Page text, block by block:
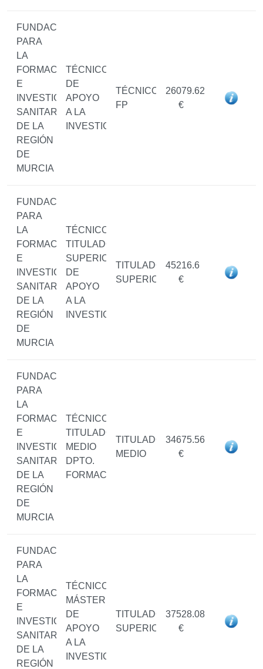
FUNDACIÓN
PARA
LA
FORMACIÓN
E
INVESTIGACIÓN
SANITARIAS
DE LA
REGIÓN
DE
MURCIA
TÉCNICO/A
DE
APOYO
A LA
INVESTIGACIÓN
TÉCNICO/A
FP
26079.62
€
FUNDACIÓN
PARA
LA
FORMACIÓN
E
INVESTIGACIÓN
SANITARIAS
DE LA
REGIÓN
DE
MURCIA
TÉCNICO/A
TITULADO/A
SUPERIOR
DE
APOYO
A LA
INVESTIGACIÓN
TITULADO/A
SUPERIOR
45216.6
€
FUNDACIÓN
PARA
LA
FORMACIÓN
E
INVESTIGACIÓN
SANITARIAS
DE LA
REGIÓN
DE
MURCIA
TÉCNICO/A
TITULADO/A
MEDIO
DPTO.
FORMACIÓN
TITULADO/A
MEDIO
34675.56
€
FUNDACIÓN
PARA
LA
FORMACIÓN
E
INVESTIGACIÓN
SANITARIAS
DE LA
REGIÓN
TÉCNICO/A
MÁSTER
DE
APOYO
A LA
INVESTIGACIÓN
TITULADO/A
SUPERIOR
37528.08
€